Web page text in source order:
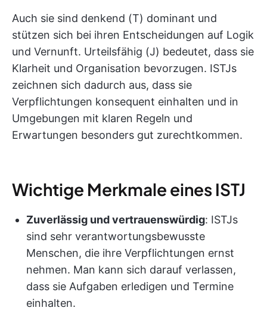
Auch sie sind denkend (T) dominant und
stützen sich bei ihren Entscheidungen auf Logik
und Vernunft. Urteilsfähig (J) bedeutet, dass sie
Klarheit und Organisation bevorzugen. ISTJs
zeichnen sich dadurch aus, dass sie
Verpflichtungen konsequent einhalten und in
Umgebungen mit klaren Regeln und
Erwartungen besonders gut zurechtkommen.
Wichtige Merkmale eines ISTJ
Zuverlässig und vertrauenswürdig: ISTJs
sind sehr verantwortungsbewusste
Menschen, die ihre Verpflichtungen ernst
nehmen. Man kann sich darauf verlassen,
dass sie Aufgaben erledigen und Termine
einhalten.